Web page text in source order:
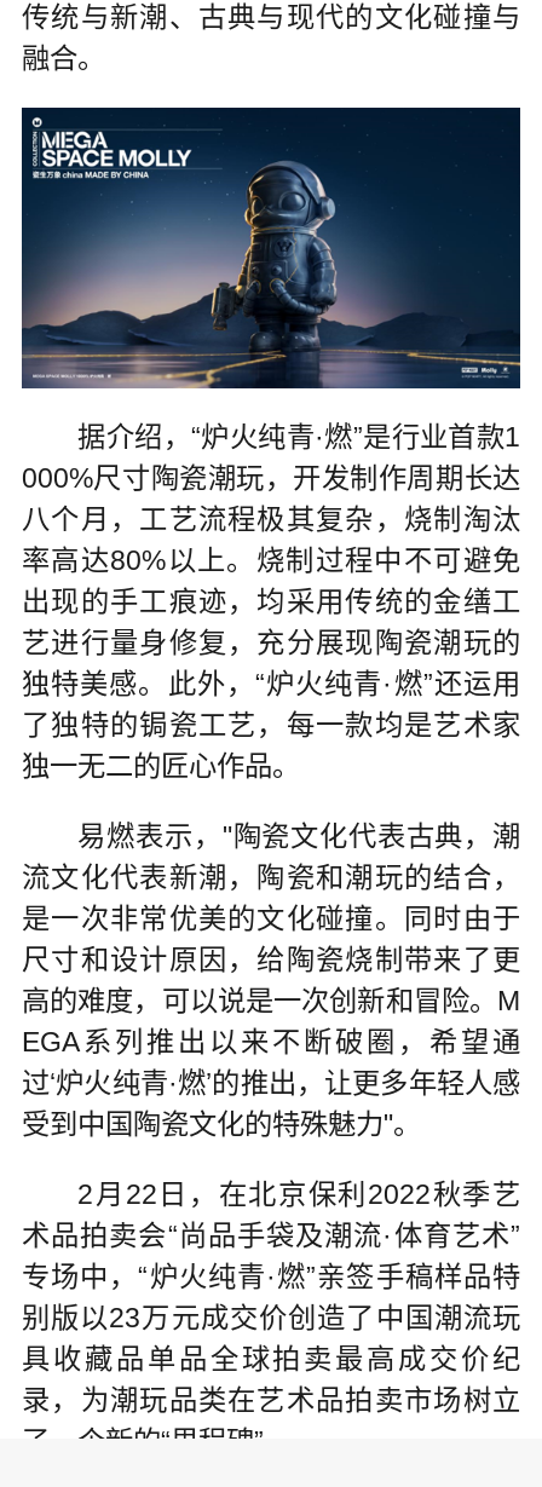
传统与新潮、古典与现代的文化碰撞与
融合。
据介绍，“炉火纯青·燃”是行业首款1
000%尺寸陶瓷潮玩，开发制作周期长达
八个月，工艺流程极其复杂，烧制淘汰
率高达80%以上。烧制过程中不可避免
出现的手工痕迹，均采用传统的金缮工
艺进行量身修复，充分展现陶瓷潮玩的
独特美感。此外，“炉火纯青·燃”还运用
了独特的锔瓷工艺，每一款均是艺术家
独一无二的匠心作品。
易燃表示，"陶瓷文化代表古典，潮
流文化代表新潮，陶瓷和潮玩的结合，
是一次非常优美的文化碰撞。同时由于
尺寸和设计原因，给陶瓷烧制带来了更
高的难度，可以说是一次创新和冒险。M
EGA系列推出以来不断破圈，希望通
过‘炉火纯青·燃’的推出，让更多年轻人感
受到中国陶瓷文化的特殊魅力"。
2月22日，在北京保利2022秋季艺
术品拍卖会“尚品手袋及潮流·体育艺术”
专场中，“炉火纯青·燃”亲签手稿样品特
别版以23万元成交价创造了中国潮流玩
具收藏品单品全球拍卖最高成交价纪
录，为潮玩品类在艺术品拍卖市场树立
了一个新的“里程碑”。